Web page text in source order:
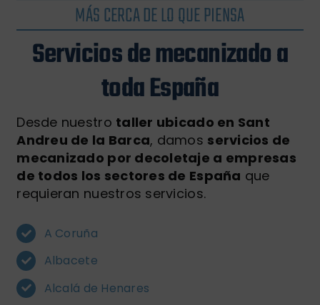
MÁS CERCA DE LO QUE PIENSA
Servicios de mecanizado a
toda España
Desde nuestro taller ubicado en Sant
Andreu de la Barca, damos servicios de
mecanizado por decoletaje a empresas
de todos los sectores de España que
requieran nuestros servicios.
A Coruña
Albacete
Alcalá de Henares